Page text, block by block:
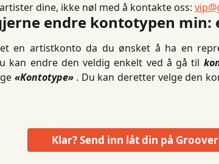
dine, ikke nøl med å kontakte oss:
endre kontotypen min:
en artistkonto da du ønsket å ha en
kan endre den veldig enkelt ved å gå til
«Kontotype». Du kan deretter velge den
Klar? Send inn låt din på